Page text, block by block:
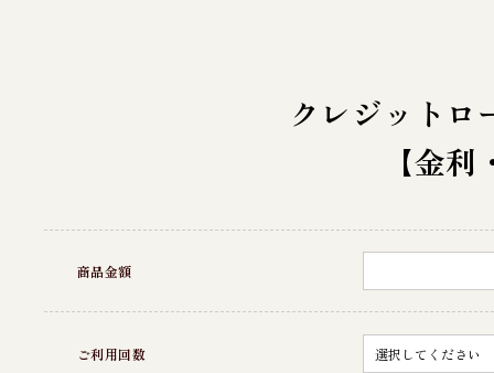
クレジットロ
【金
商品金額
ご利用回数